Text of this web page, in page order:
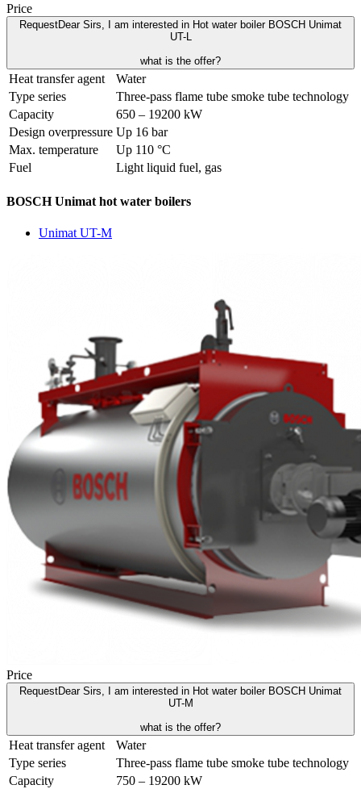
Price
RequestDear Sirs, I am interested in Hot water boiler BOSCH Unimat
UT-L
what is the offer?
Heat transfer agent
Water
Type series
Three-pass flame tube smoke tube technology
Capacity
650 – 19200 kW
Design overpressure Up 16 bar
Max. temperature
Up 110 °C
Fuel
Light liquid fuel, gas
BOSCH Unimat hot water boilers
Unimat UT-M
Price
RequestDear Sirs, I am interested in Hot water boiler BOSCH Unimat
UT-M
what is the offer?
Heat transfer agent
Water
Type series
Three-pass flame tube smoke tube technology
Capacity
750 – 19200 kW